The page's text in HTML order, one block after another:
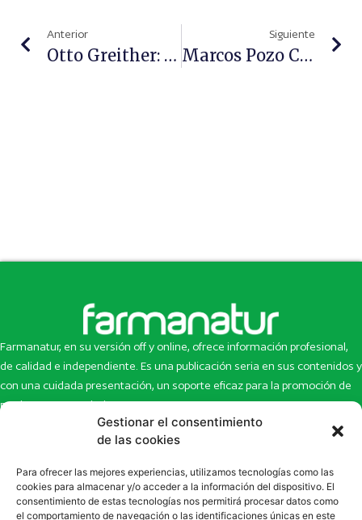
Gestionar el consentimiento
de las cookies
Para ofrecer las mejores experiencias, utilizamos tecnologías como las
cookies para almacenar y/o acceder a la información del dispositivo. El
consentimiento de estas tecnologías nos permitirá procesar datos como
el comportamiento de navegación o las identificaciones únicas en este
Anterior
Otto Greither: 100 Años De Una Vida Dedicada A La Excelencia Y La Sostenibilidad
Siguiente
Marcos Pozo Caballero, Nombrado Director General Adjunto De Grupo Cinfa
Farmanatur, en su versión off y online, ofrece información profesional,
de calidad e independiente. Es una publicación seria en sus contenidos y
con una cuidada presentación, un soporte eficaz para la promoción de
productos y novedades.
Inicio
Newsletter
Eco Multimedia
Contacto
Artículos
Escaparate
Enlaces de interés